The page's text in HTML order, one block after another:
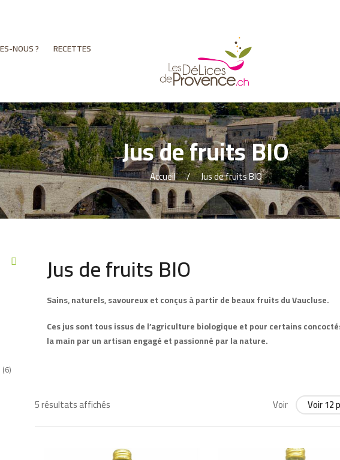
NOUS ?
RECETTES
Jus de fruits BIO
Accueil Jus de fruits BIO
Jus de fruits BIO
Sains, naturels, savoureux et conçus à partir de beaux fruits du Vaucluse.
Ces jus sont tous issus de l’agriculture biologique et pour certains
la main par un artisan engagé et passionné par la nature.
5 résultats affichés Voir Voir 12
(6)